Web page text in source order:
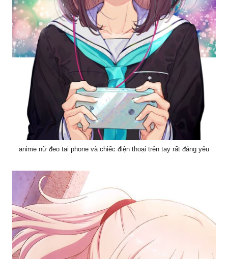
anime nữ đeo tai phone và chiếc điện thoại trên tay rất đáng yêu